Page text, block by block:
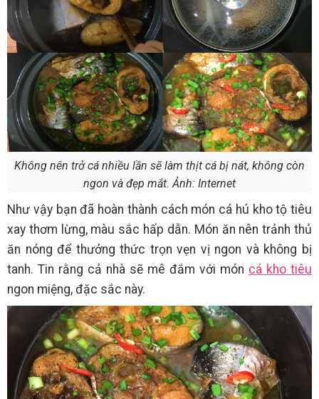
Không nên trở cá nhiều lần sẽ làm thịt cá bị nát, không còn
ngon và đẹp mắt. Ảnh: Internet
Như vậy bạn đã hoàn thành cách món cá hú kho tộ tiêu
xay thơm lừng, màu sắc hấp dẫn. Món ăn nên trảnh thủ
ăn nóng để thưởng thức trọn vẹn vị ngon và không bị
tanh. Tin rằng cả nhà sẽ mê đắm với món cá kho tiêu
ngon miệng, đặc sắc này.